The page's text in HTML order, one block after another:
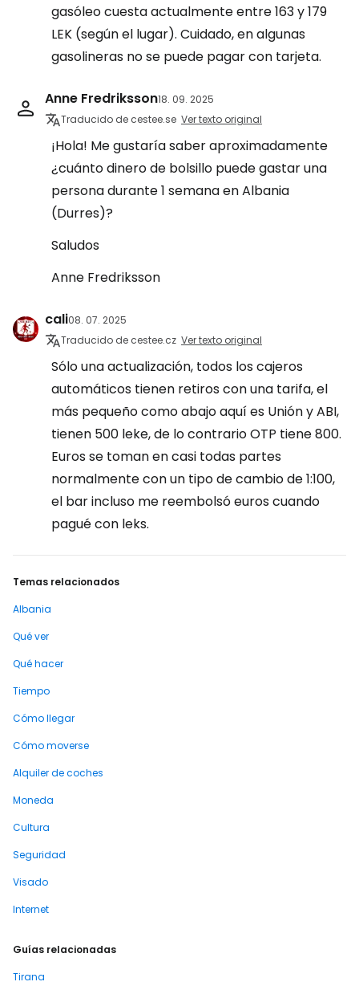
gasóleo cuesta actualmente entre 163 y 179
LEK (según el lugar). Cuidado, en algunas
gasolineras no se puede pagar con tarjeta.
Anne Fredriksson18. 09. 2025
Traducido de cestee.se Ver texto original
¡Hola! Me gustaría saber aproximadamente
¿cuánto dinero de bolsillo puede gastar una
persona durante 1 semana en Albania
(Durres)?
Saludos
Anne Fredriksson
cali08. 07. 2025
Traducido de cestee.cz Ver texto original
Sólo una actualización, todos los cajeros
automáticos tienen retiros con una tarifa, el
más pequeño como abajo aquí es Unión y ABI,
tienen 500 leke, de lo contrario OTP tiene 800.
Euros se toman en casi todas partes
normalmente con un tipo de cambio de 1:100,
el bar incluso me reembolsó euros cuando
pagué con leks.
Temas relacionados
Albania
Qué ver
Qué hacer
Tiempo
Cómo llegar
Cómo moverse
Alquiler de coches
Moneda
Cultura
Seguridad
Visado
Internet
Guías relacionadas
Tirana